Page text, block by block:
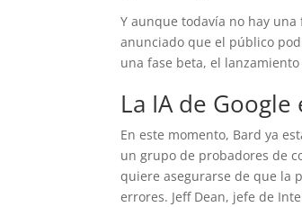
Y aunque todavía no hay
anunciado que el público
una fase beta, el
La IA de
En este momento, Bard ya
un grupo de probadores de
quiere asegurarse de que la
errores. Jeff Dean, jefe de